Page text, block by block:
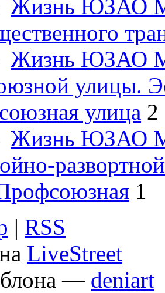
Жизнь ЮЗАО
Жизнь ЮЗАО
улицы.
улица 2
Жизнь ЮЗАО
1
| RSS
LiveStreet
— deniart